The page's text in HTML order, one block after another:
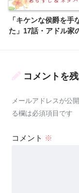
「キケンな侯爵を手
た」17話・アドル家
コメントを
メールアドレスが公
る欄は必須項目です
コメント ※